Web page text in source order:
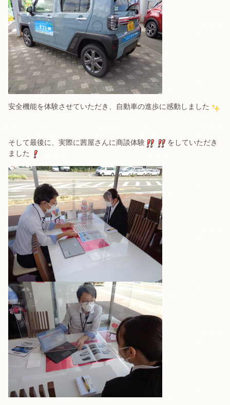
安全機能を体験させていただき、自動車の進歩に感動しました
そして最後に、実際に茜屋さんに商談体験
をしていただき
ました